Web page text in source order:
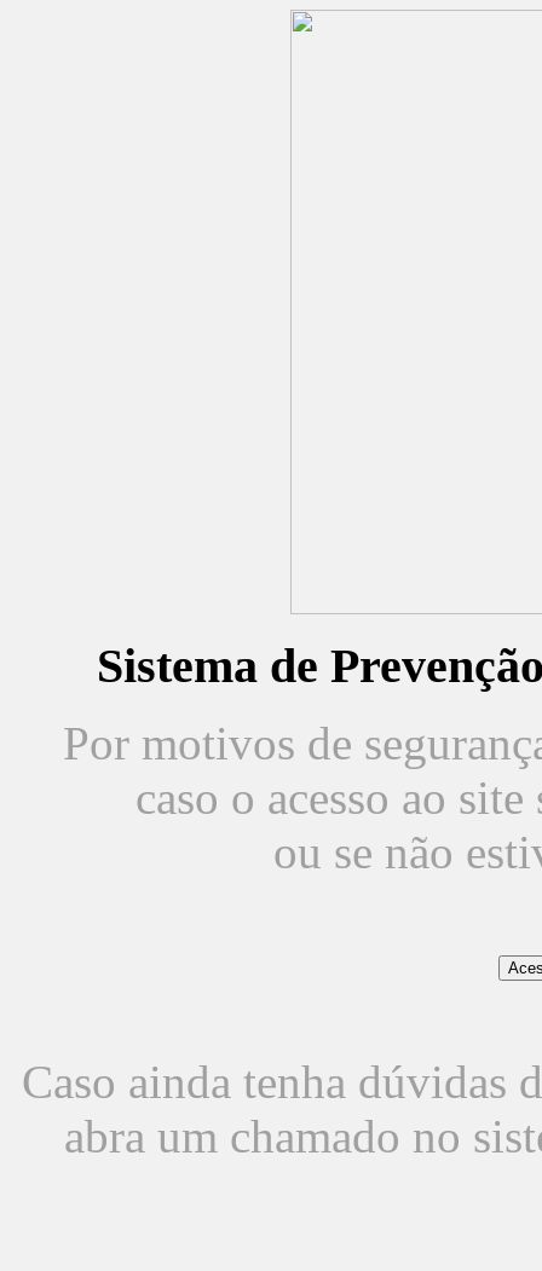
Sistema de
Por motivos de
caso o acesso ao
ou se não
Caso ainda tenha dúvidas
abra um chamado no